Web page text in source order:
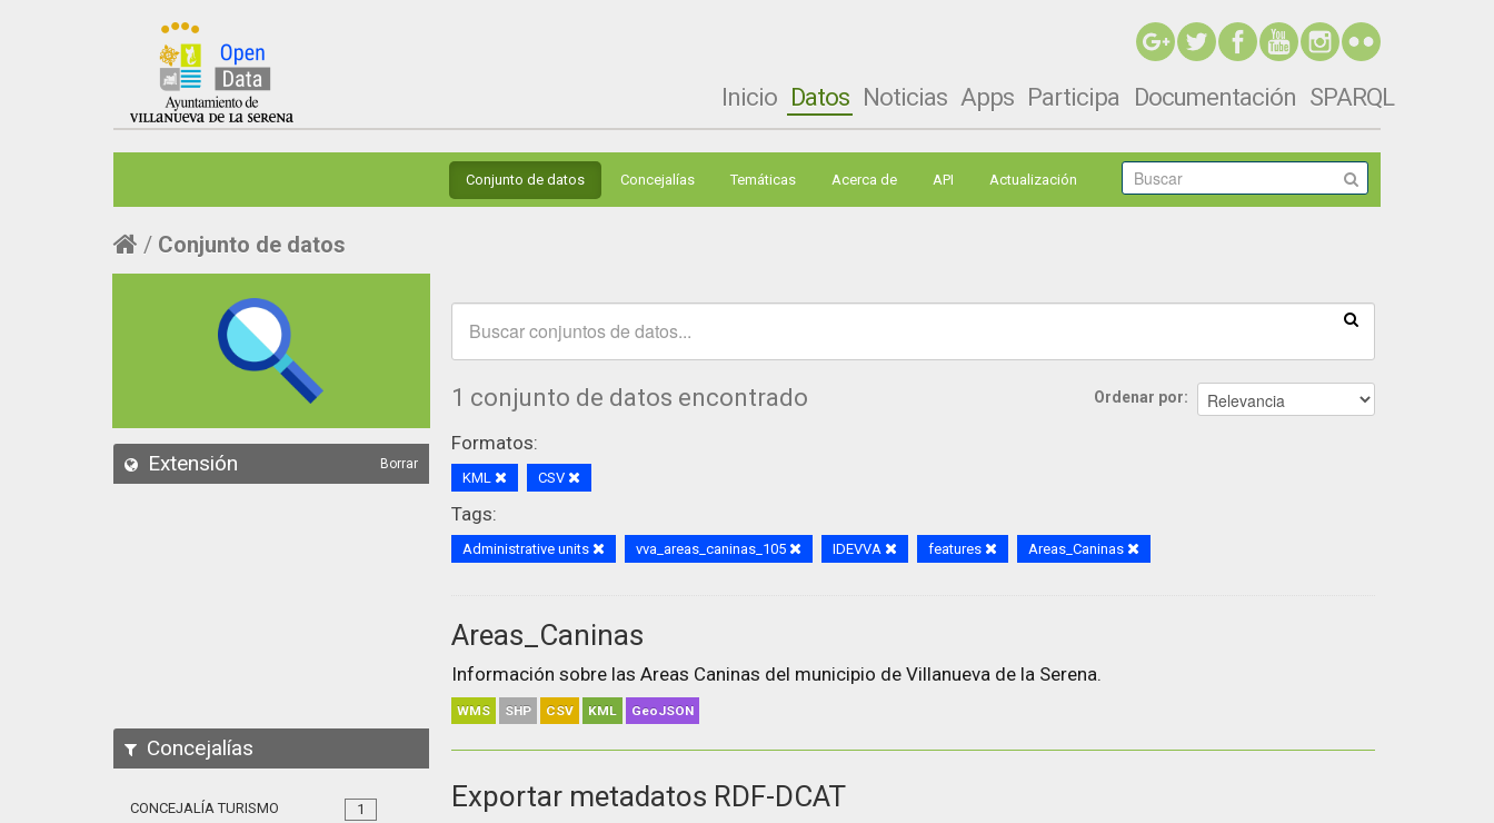
Inicio Datos Noticias Apps Participa Documentación SPARQL
Conjunto de datos Concejalías Temáticas Acerca de API Actualización
Conjunto de datos
Extensión Borrar
Concejalías
1
CONCEJALÍA TURISMO
Ordenar por
1 conjunto de datos encontrado
Formatos:
KML CSV
Tags:
Administrative units vva_areas_caninas_105 IDEVVA features Areas_Caninas
Areas_Caninas
Información sobre las Areas Caninas del municipio de Villanueva de la Serena.
WMS SHP CSV KML GeoJSON
Exportar metadatos RDF-DCAT